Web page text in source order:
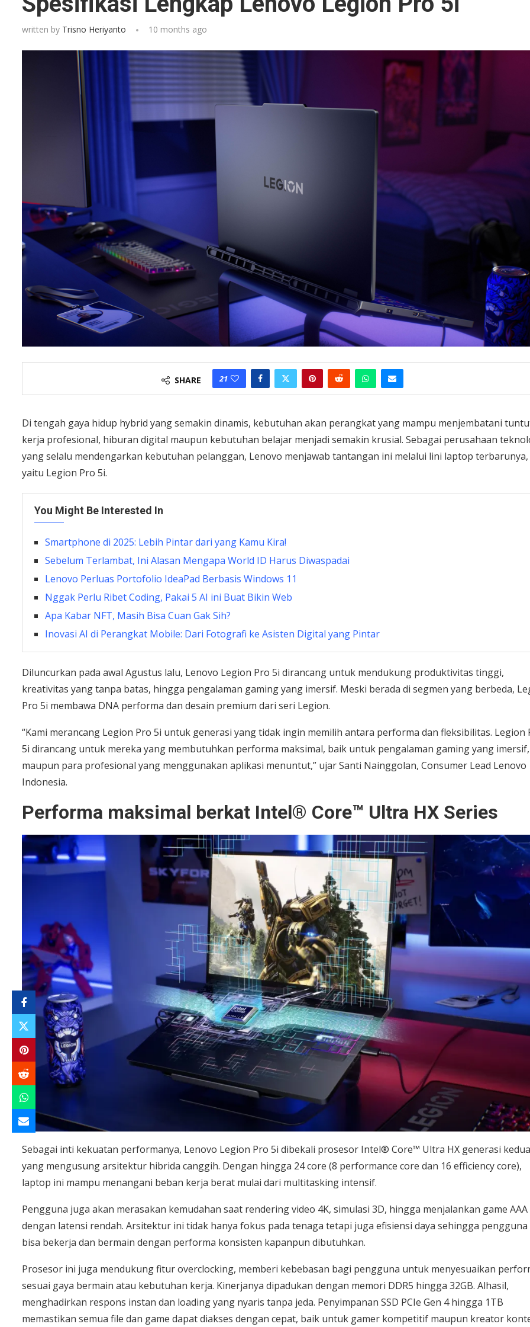
written by Trisno Heriyanto 10 months ago
SHARE 21
Di tengah gaya hidup hybrid yang semakin dinamis, kebutuhan akan perangkat yang mampu menjembatani
kerja profesional, hiburan digital maupun kebutuhan belajar menjadi semakin krusial. Sebagai perusahaan
yang selalu mendengarkan kebutuhan pelanggan, Lenovo menjawab tantangan ini melalui lini laptop terbarunya,
yaitu Legion Pro 5i.
You Might Be Interested In
Smartphone di 2025: Lebih Pintar dari yang Kamu Kira!
Sebelum Terlambat, Ini Alasan Mengapa World ID Harus Diwaspadai
Lenovo Perluas Portofolio IdeaPad Berbasis Windows 11
Nggak Perlu Ribet Coding, Pakai 5 AI ini Buat Bikin Web
Apa Kabar NFT, Masih Bisa Cuan Gak Sih?
⁠Inovasi AI di Perangkat Mobile: Dari Fotografi ke Asisten Digital yang Pintar
Diluncurkan pada awal Agustus lalu, Lenovo Legion Pro 5i dirancang untuk mendukung produktivitas tinggi,
kreativitas yang tanpa batas, hingga pengalaman gaming yang imersif. Meski berada di segmen yang berbeda,
Pro 5i membawa DNA performa dan desain premium dari seri Legion.
“Kami merancang Legion Pro 5i untuk generasi yang tidak ingin memilih antara performa dan fleksibilitas. Legion
5i dirancang untuk mereka yang membutuhkan performa maksimal, baik untuk pengalaman gaming yang imersif,
maupun para profesional yang menggunakan aplikasi menuntut,” ujar Santi Nainggolan, Consumer Lead Lenovo
Indonesia.
Performa maksimal berkat Intel® Core™ Ultra HX Series
Sebagai inti kekuatan performanya, Lenovo Legion Pro 5i dibekali prosesor Intel® Core™ Ultra HX generasi kedua
yang mengusung arsitektur hibrida canggih. Dengan hingga 24 core (8 performance core dan 16 efficiency core),
laptop ini mampu menangani beban kerja berat mulai dari multitasking intensif.
Pengguna juga akan merasakan kemudahan saat rendering video 4K, simulasi 3D, hingga menjalankan game AAA
dengan latensi rendah. Arsitektur ini tidak hanya fokus pada tenaga tetapi juga efisiensi daya sehingga pengguna
bisa bekerja dan bermain dengan performa konsisten kapanpun dibutuhkan.
Prosesor ini juga mendukung fitur overclocking, memberi kebebasan bagi pengguna untuk menyesuaikan
sesuai gaya bermain atau kebutuhan kerja. Kinerjanya dipadukan dengan memori DDR5 hingga 32GB. Alhasil,
menghadirkan respons instan dan loading yang nyaris tanpa jeda. Penyimpanan SSD PCIe Gen 4 hingga 1TB
memastikan semua file dan game dapat diakses dengan cepat, baik untuk gamer kompetitif maupun kreator